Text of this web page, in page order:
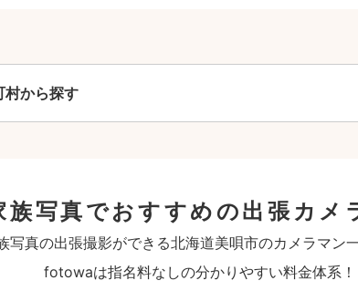
村から探す
族写真でおすすめの出張カメ
写真の出張撮影ができる北海道美唄市のカメラマン一
fotowaは指名料なしの分かりやすい料金体系！